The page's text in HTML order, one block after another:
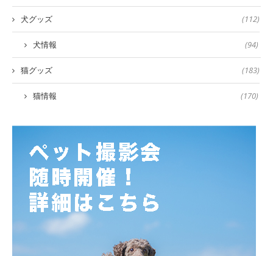
犬グッズ (112)
犬情報 (94)
猫グッズ (183)
猫情報 (170)